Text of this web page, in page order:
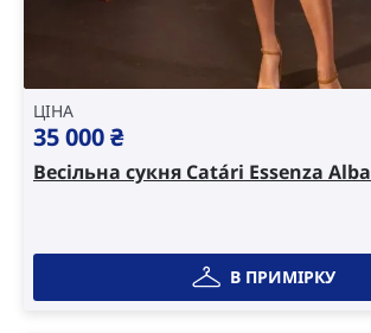
ЦІНА
35 000₴
Весільна сукня Catári Essenza Alba
В ПРИМІРКУ